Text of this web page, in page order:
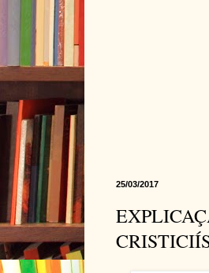
25/03/2017